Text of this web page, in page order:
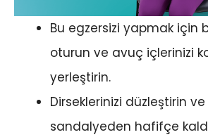
Bu egzersizi yapmak için
oturun ve avuç içlerinizi
yerleştirin.
Dirseklerinizi düzleştirin ve
sandalyeden hafifçe